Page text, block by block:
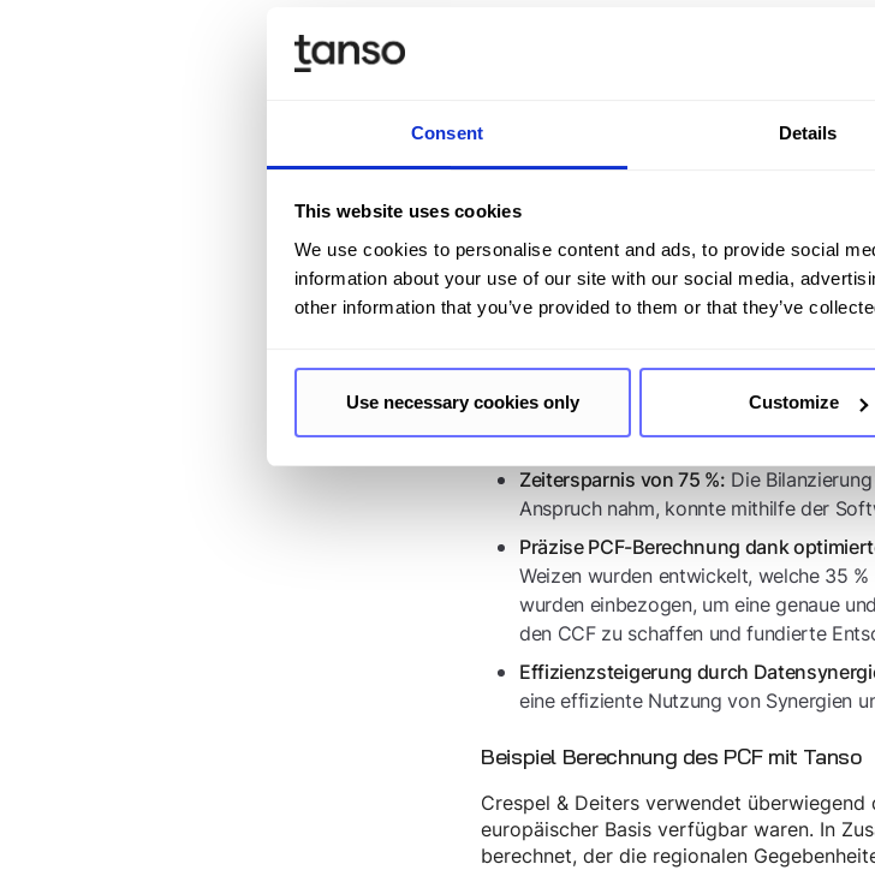
Consent Details
This website uses cookies
We use cookies to personalise content and ads, to provide social
information about your use of our site with our social media,
other information that you’ve provided to them or that they’ve
Use necessary cookies only Customize
Erzielte Ergebnisse durch
Die Nutzung der Tanso-Software
den Prozessen zu steigern. Dank der
und unkompliziert eingeben – in vielen
alltägliche Arbeit erleichtert, sondern
Eine klar strukturierte Aufgaben- und
erheblich. Ergänzend bietet die
eine verlässliche Grundlage für
beispielsweise für Scope 3.5 (Abfall),
wiederkehrenden Aufwand durch eine
Schlüsselerfolge:
Zeitersparnis von 75 %: Die
Anspruch nahm, konnte mithilfe der
Präzise PCF-Berechnung dank
Weizen wurden entwickelt, welche 35
wurden einbezogen, um eine genaue
den CCF zu schaffen und fundierte
Effizienzsteigerung durch
eine effiziente Nutzung von Synergien
Beispiel Berechnung des PCF mit Tanso
Crespel & Deiters verwendet
europäischer Basis verfügbar waren. In
berechnet, der die regionalen